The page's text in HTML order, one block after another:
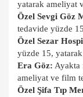
yatarak ameliyat
Özel Sevgi Göz
tedavide yüzde
Özel Sezar
yüzde 15,
Era Göz: Ayakta
ameliyat ve film
Özel Şifa Tıp